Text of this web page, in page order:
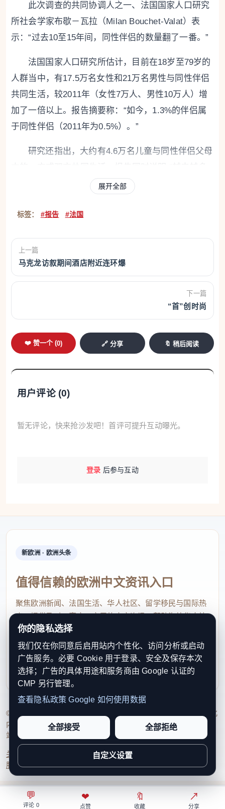
💬
评论 0
❤
点赞
🔖
收藏
↗
分享
此次调查的共同协调人之一、法国国家人口研究
所社会学家布歇－瓦拉（Milan Bouchet-Valat）表
示：“过去10至15年间，同性伴侣的数量翻了一番。”
法国国家人口研究所估计，目前在18岁至79岁的
人群当中，有17.5万名女性和21万名男性与同性伴侣
共同生活，较2011年（女性7万人、男性10万人）增
加了一倍以上。报告摘要称：“如今，1.3%的伴侣属
于同性伴侣（2011年为0.5%）。”
研究还指出，大约有4.6万名儿童与同性伴侣父母
的此类儿童为同性伴侣关系内受孕所生，而由先前异
真正意义上的“变化发展”。该群体如今在面对调查时
敢于“出柜”，这只是这种变化显现的原因之一。这类
伴侣整体上“更趋年轻化，结婚率也低于异性伴侣”。
此外，关于生育情况，调查指出：“随着医学辅助
生殖（AMP或PMA）的使用更加普遍，生育子女的年
龄也在推迟。”在35岁至49岁的人群中，近8%的女性
和5%的男性曾采用这种生育方式。
另据法国国家统计局（Insee）披露，1965年出
的女性为1.1个，1990年出生的女性为1个，而1995年
年和1985年出生的女性初为人母的时间较晚，但在30
岁后会继续生儿育女，因此最终子女数会达到甚至超
过两个。
案似乎并不确定。该机构预计，1990年世代最终的平
均育儿数将在1.89至1.98之间，而1995年世代将在
1.63至1.87之间。
人口增长持续下滑
法国出生人口持续下降。2025年，全国共出生
643905名婴儿，比2010年出生人数达到最近一次高峰
时减少了近四分之一。新生儿数量甚至低于死亡人
数，这在第二次世界大战结束后尚属首次。
具体来看，2025年，35岁以下的母亲生育率继续
下降（25岁以下降幅为7%，25至29岁下降3%，30至
34岁下降2%），这一现象“属于长期趋势，与首次生
育年龄推迟有关”。35岁及以上母亲的生育率则在此前
展开全部
标签： #报告 #法国
上一篇
马克龙访叙期间酒店附近连环爆
下一篇
“首”创时尚
❤️ 赞一个 (0) 🔗 分享 🔖 稍后阅读
用户评论 (0)
暂无评论，快来抢沙发吧！首评可提升互动曝光。
登录 后参与互动
新欧洲 · 欧洲头条
值得信赖的欧洲中文资讯入口
聚焦欧洲新闻、法国生活、华人社区、留学移民与国际热
点，提供及时、真实、实用的中文资讯，帮助海外华人快
速了解欧洲动态。
contact@xinouzhou.com
服务支持、版权与合作：工作日优先处理站务、投稿与权
利通知
© 2026 新欧洲·欧洲头条. All Rights Reserved. 本网站持续优化
内容透明度、联系方式与用户权利说明，以提升品牌信任感和
站点完整度。
关于我们 编辑规范日期归档隐私政策
服务条款联系我们
你的隐私选择
我们仅在你同意后启用站内个性化、访问分析或启动
广告服务。必要 Cookie 用于登录、安全及保存本次
选择；广告的具体用途和服务商由 Google 认证的
CMP 另行管理。
查看隐私政策 Google 如何使用数据
全部接受 全部拒绝
自定义设置
⌂
首页
◎
关注
↗
热榜
○
我的